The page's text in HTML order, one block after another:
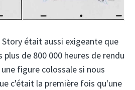
était aussi exigeante que
plus de 800 000 heures de rendu
figure colossale si nous
c'était la première fois qu'une